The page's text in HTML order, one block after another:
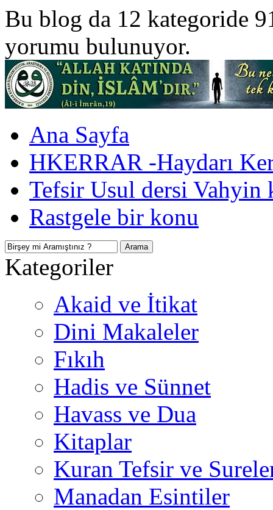
Bu blog da 12 kategoride
yorumu bulunuyor.
Ana Sayfa
HKERRAR -Haydarı
Tefsir Usul dersi Vahyin
Rastgele bir konu
Kategoriler
Akaid ve İtikat
Dini Makaleler
Fıkıh
Hadis ve Sünnet
Havass ve Dua
Kitaplar
Kuran Tefsir ve
Manadan Esintiler